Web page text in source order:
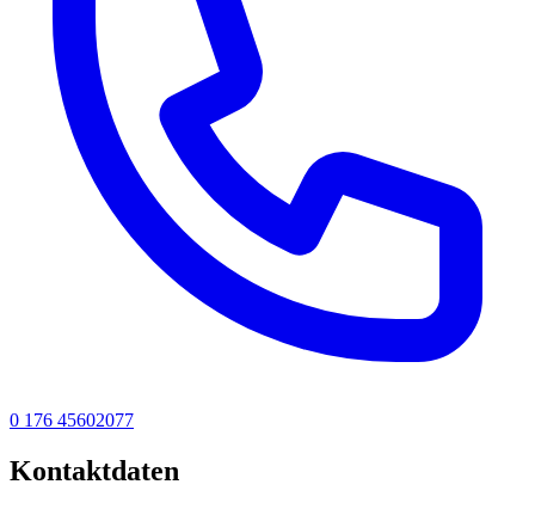
0 176 45602077
Kontaktdaten